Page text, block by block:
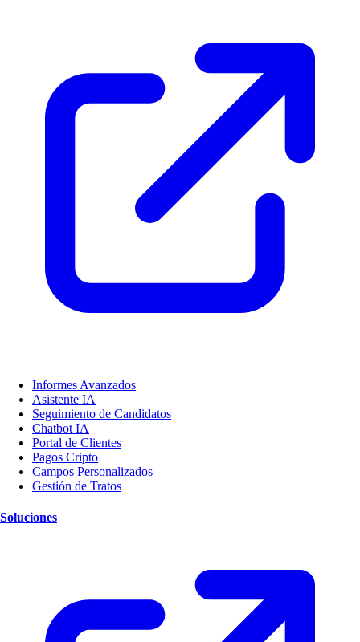
Informes Avanzados
Asistente IA
Seguimiento de Candidatos
Chatbot IA
Portal de Clientes
Pagos Cripto
Campos Personalizados
Gestión de Tratos
Soluciones